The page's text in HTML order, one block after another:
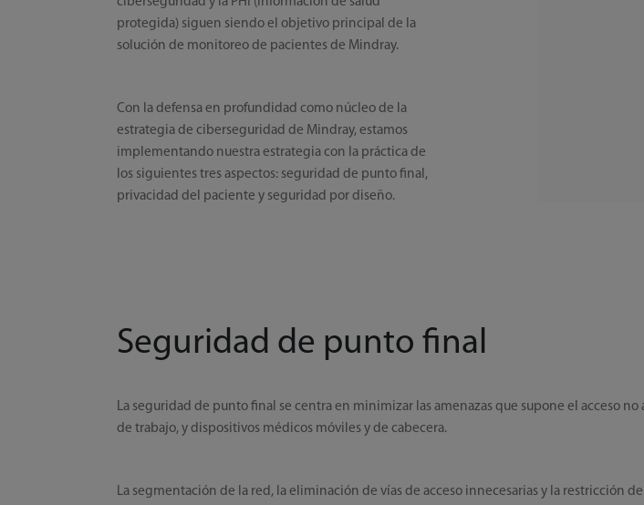
protegida) siguen siendo el objetivo principal de la
solución de monitoreo de pacientes de Mindray.
Con la defensa en profundidad como núcleo de la
estrategia de ciberseguridad de Mindray, estamos
implementando nuestra estrategia con la práctica de
los siguientes tres aspectos: seguridad de punto final,
privacidad del paciente y seguridad por diseño.
Seguridad de punto final
La seguridad de punto final se centra en minimizar las amenazas que supone el acceso
de trabajo, y dispositivos médicos móviles y de cabecera.
La segmentación de la red, la eliminación de vías de acceso innecesarias y la restricción